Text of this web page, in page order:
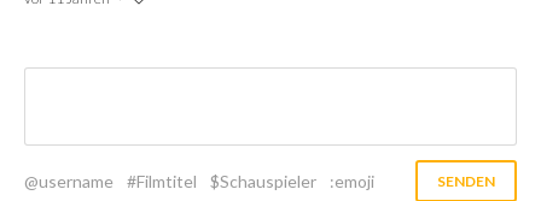
@username #Filmtitel $Schauspieler :emoji